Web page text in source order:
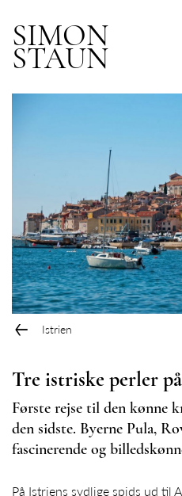
SIMON
STAUN
← Istrien
Tre istriske perler
Første rejse til den kønne
den sidste. Byerne Pula,
fascinerende og
På Istriens sydlige spids ud til